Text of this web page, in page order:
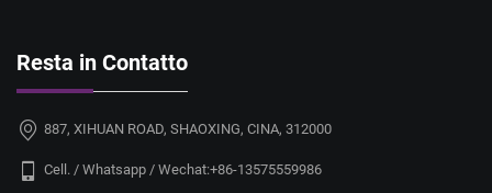
Resta in Contatto
887, XIHUAN ROAD, SHAOXING, CINA, 312000
Cell. / Whatsapp / Wechat:+86-13575559986